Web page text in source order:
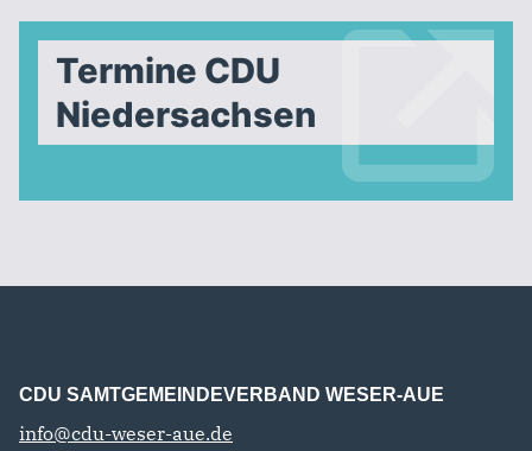
Termine CDU
Niedersachsen
CDU SAMTGEMEINDEVERBAND WESER-AUE
info@cdu-weser-aue.de